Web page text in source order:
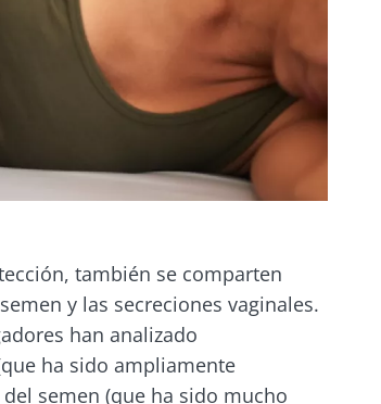
también se comparten
y las secreciones vaginales.
han analizado
ha sido ampliamente
semen (que ha sido mucho